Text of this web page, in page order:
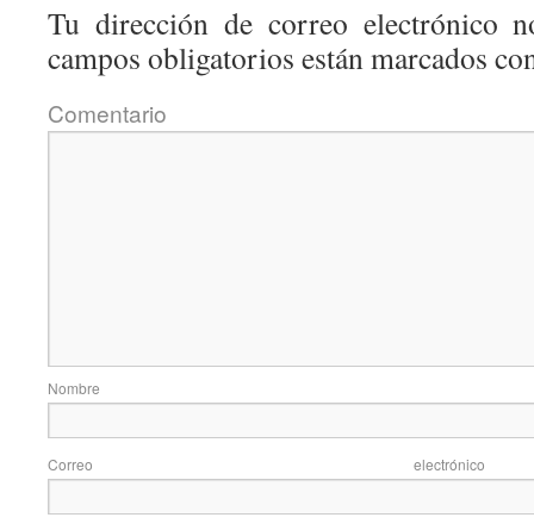
Tu dirección de correo electrónico
campos obligatorios están marcados
Correo